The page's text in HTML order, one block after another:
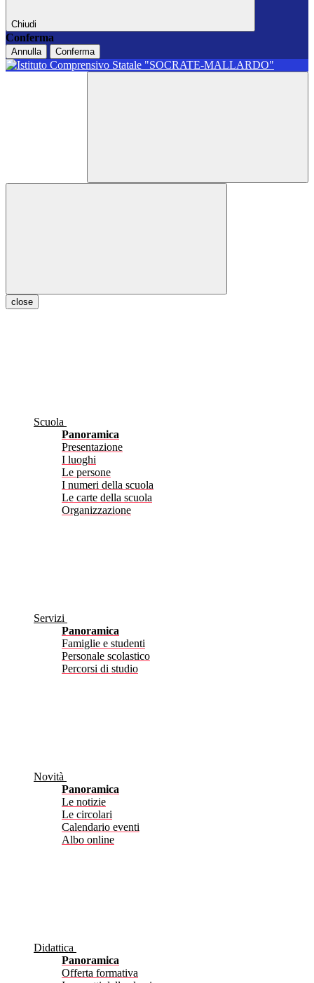
Chiudi
Conferma
Annulla Conferma
close
Scuola
Panoramica
Presentazione
I luoghi
Le persone
I numeri della scuola
Le carte della scuola
Organizzazione
Servizi
Panoramica
Famiglie e studenti
Personale scolastico
Percorsi di studio
Novità
Panoramica
Le notizie
Le circolari
Calendario eventi
Albo online
Didattica
Panoramica
Offerta formativa